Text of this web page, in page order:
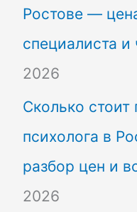
Ростове —
специалиста и
2026
Сколько стоит
психолога в
разбор цен и
2026